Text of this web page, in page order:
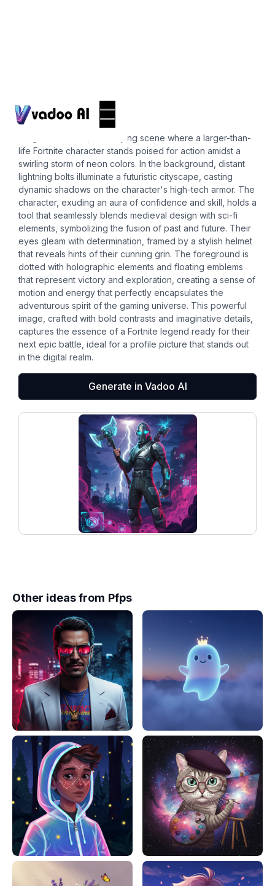
fortnite pfp
Imagine a vibrant, electrifying scene where a larger-than-
life Fortnite character stands poised for action amidst a
swirling storm of neon colors. In the background, distant
lightning bolts illuminate a futuristic cityscape, casting
dynamic shadows on the character's high-tech armor. The
character, exuding an aura of confidence and skill, holds a
tool that seamlessly blends medieval design with sci-fi
elements, symbolizing the fusion of past and future. Their
eyes gleam with determination, framed by a stylish helmet
that reveals hints of their cunning grin. The foreground is
dotted with holographic elements and floating emblems
that represent victory and exploration, creating a sense of
motion and energy that perfectly encapsulates the
adventurous spirit of the gaming universe. This powerful
image, crafted with bold contrasts and imaginative details,
captures the essence of a Fortnite legend ready for their
next epic battle, ideal for a profile picture that stands out
in the digital realm.
Generate in Vadoo AI
Other ideas from Pfps